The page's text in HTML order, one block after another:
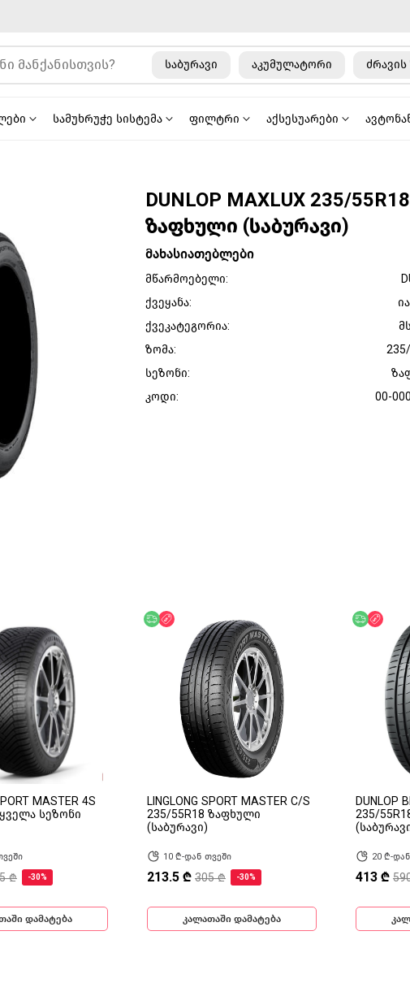
საბურავი აკუმულატორი
სამუხრუჭე სისტემა ფილტრი აქსესუარები
DUNLOP MAXLUX 235/55R18
ზაფხული (საბურავი)
მახასიათებლები
მწარმოებელი:
ქვეყანა:
ქვეკატეგორია:
ზომა:
სეზონი:
კოდი:
00-
MASTER 4S
სეზონი
₾ -30%
დამატება
უფასო მიწოდება
ფასდაკლება
LINGLONG SPORT MASTER C/S
235/55R18 ზაფხული
(საბურავი)
10 ₾-დან თვეში
213.5 ₾ 305 ₾ -30%
კალათაში დამატება
უფასო
DUNLOP
235/
20 ₾-
413 ₾